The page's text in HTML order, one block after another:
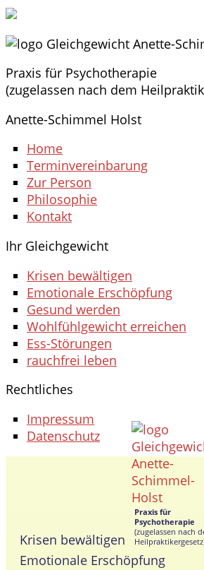
Praxis für Psychotherapie
(zugelassen nach dem
Anette-Schimmel Holst
Home
Terminvereinbarung
Zur Person
Philosophie
Kontakt
Ihr Gleichgewicht
Krisen bewältigen
Emotionale Erschöpfung
Gesund werden
Wohlfühlgewicht erreichen
Ess-Störungen
rauchfrei leben
Rechtliches
Impressum
Datenschutz
Praxis für
Psychotherapie
(zugelassen nach
Krisen bewältigen
Emotionale Erschöpfung